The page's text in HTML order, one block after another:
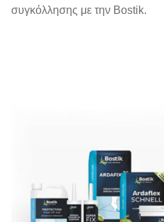
συγκόλλησης με την Bostik.